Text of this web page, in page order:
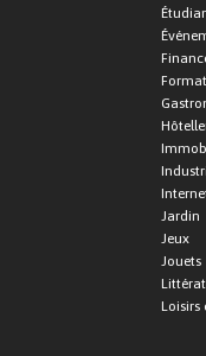
Jardin
Jeux
Jouets
Loisirs